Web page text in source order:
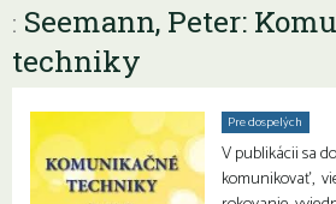
: Seemann, Peter:
techniky
Pre dospelých
V publikácii sa
komunikovať,